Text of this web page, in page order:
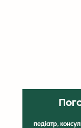
педіатр,